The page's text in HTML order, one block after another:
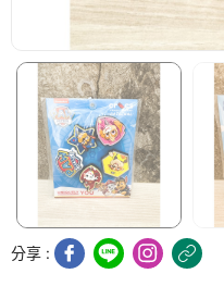
分享 :